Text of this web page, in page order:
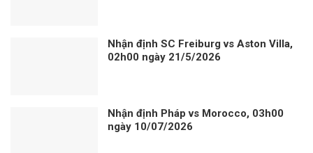
Nhận định SC Freiburg vs Aston Villa,
02h00 ngày 21/5/2026
Nhận định Pháp vs Morocco, 03h00
ngày 10/07/2026